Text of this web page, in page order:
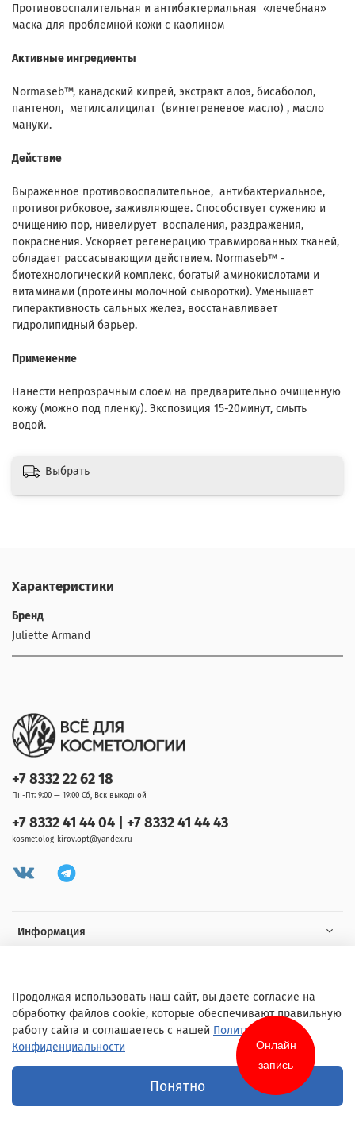
Противовоспалительная и антибактериальная «лечебная»
маска для проблемной кожи с каолином
Активные ингредиенты
Normaseb™, канадский кипрей, экстракт алоэ, бисаболол,
пантенол, метилсалицилат (винтегреневое масло) , масло
мануки.
Действие
Выраженное противовоспалительное, антибактериальное,
противогрибковое, заживляющее. Способствует сужению и
очищению пор, нивелирует воспаления, раздражения,
покраснения. Ускоряет регенерацию травмированных тканей,
обладает рассасывающим действием. Normaseb™ -
биотехнологический комплекс, богатый аминокислотами и
витаминами (протеины молочной сыворотки). Уменьшает
гиперактивность сальных желез, восстанавливает
гидролипидный барьер.
Применение
Нанести непрозрачным слоем на предварительно очищенную
кожу (можно под пленку). Экспозиция 15-20минут, смыть
водой.
Выбрать
Характеристики
Бренд
Juliette Armand
Информация
+7 8332 22 62 18
Пн-Пт: 9:00 — 19:00 Сб, Вск выходной
+7 8332 41 44 04 | +7 8332 41 44 43
kosmetolog-kirov.opt@yandex.ru
© 2020 Любое использование контента без письменного разрешения
Продолжая использовать наш сайт, вы даете согласие на
обработку файлов cookie, которые обеспечивают правильную
работу сайта и соглашаетесь с нашей Политикой
Конфиденциальности
Понятно
Онлайн
запись